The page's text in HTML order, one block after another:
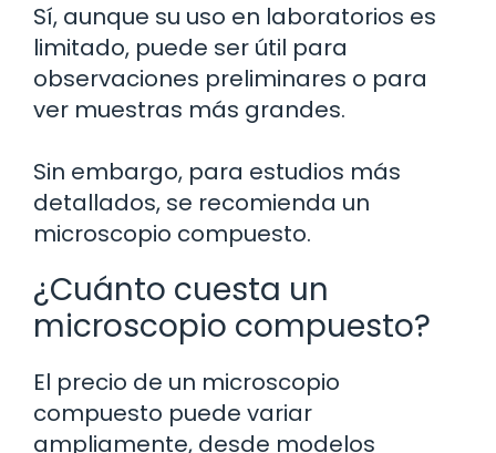
Sí, aunque su uso en laboratorios es
limitado, puede ser útil para
observaciones preliminares o para
ver muestras más grandes.
Sin embargo, para estudios más
detallados, se recomienda un
microscopio compuesto.
¿Cuánto cuesta un
microscopio compuesto?
El precio de un microscopio
compuesto puede variar
ampliamente, desde modelos